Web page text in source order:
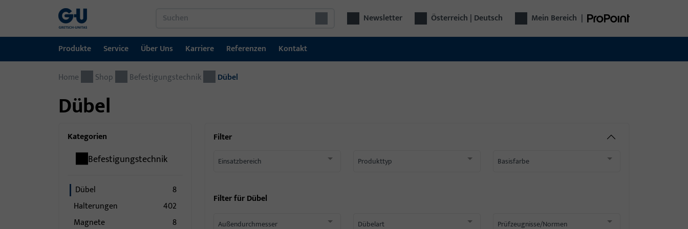
Newsletter Österreich | Deutsch Mein Bereich |
Produkte
Produkte
Fenstertechnik
Automatische Eingangsysteme
Montagematerial
Service
Service
Downloadportal
Über Uns
Über Uns
GU-Gruppe weltweit
Karriere
Karriere
Jobportal
Referenzen
Referenzen
Kontakt
Kontakt
Home Shop Befestigungstechnik Dübel
Dübel
Kategorien
Befestigungstechnik
Dübel
8
Halterungen
402
Magnete
8
Filter
Einsatzbereich Produkttyp Basisfarbe
Filter fürDübel
Außendurchmesser Dübelart Prüfzeugnisse/Normen